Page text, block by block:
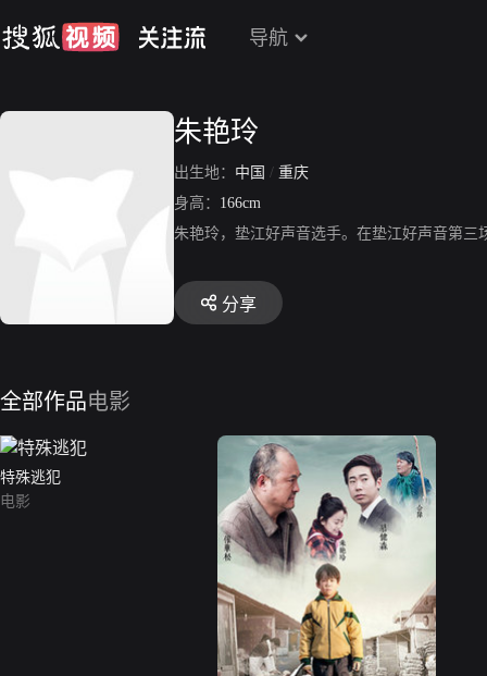
导航
朱艳玲
出生地： 中国 / 重庆
身高： 166cm
朱艳玲，垫江好声音选手。在垫江好声音第三
分享
全部作品电影
特殊逃犯
电影